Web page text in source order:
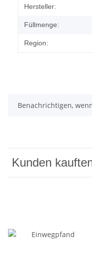
Produkteigenschaft
Wert
Hersteller:
Füllmenge:
Region:
Benachrichtigen,
Kunden